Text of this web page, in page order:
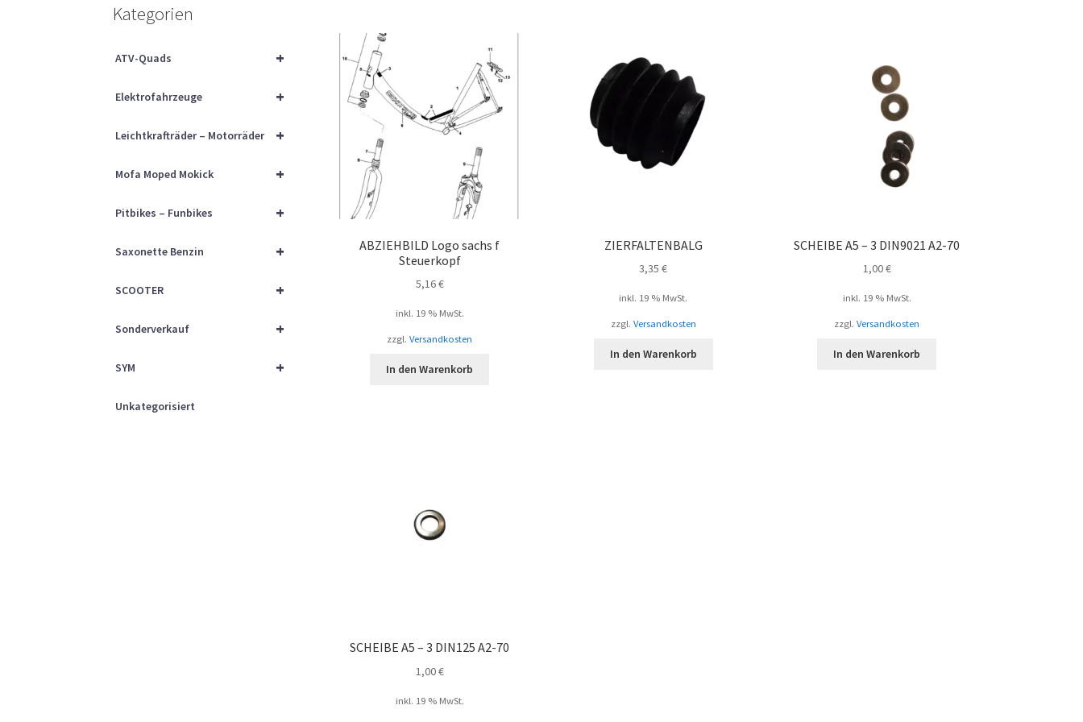
ABZIEHBILD Logo sachs f
Steuerkopf
5,16€
inkl. 19 % MwSt.
zzgl.Versandkosten
In den Warenkorb
ZIERFALTENBALG
3,35€
inkl. 19 % MwSt.
zzgl. Versandkosten
In den Warenkorb
SCHEIBE A5 – 3 DIN9021 A2-70
1,00€
inkl. 19 % MwSt.
zzgl.Versandkosten
In den Warenkorb
SCHEIBE A5 – 3 DIN125 A2-70
1,00€
inkl. 19 % MwSt.
Kategorien
+
ATV-Quads
+
Elektrofahrzeuge
+
Leichtkrafträder – Motorräder
+
Mofa Moped Mokick
+
Pitbikes – Funbikes
+
Saxonette Benzin
+
SCOOTER
+
Sonderverkauf
+
SYM
Unkategorisiert